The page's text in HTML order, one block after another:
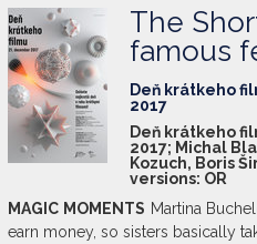
MIMI A
JANKO
Show more
The
famous
Deň krátkeho
2017
Deň krátkeho
2017; Michal
Kozuch, Boris
versions: OR
MAGIC MOMENTS Martina
earn money, so sisters basically